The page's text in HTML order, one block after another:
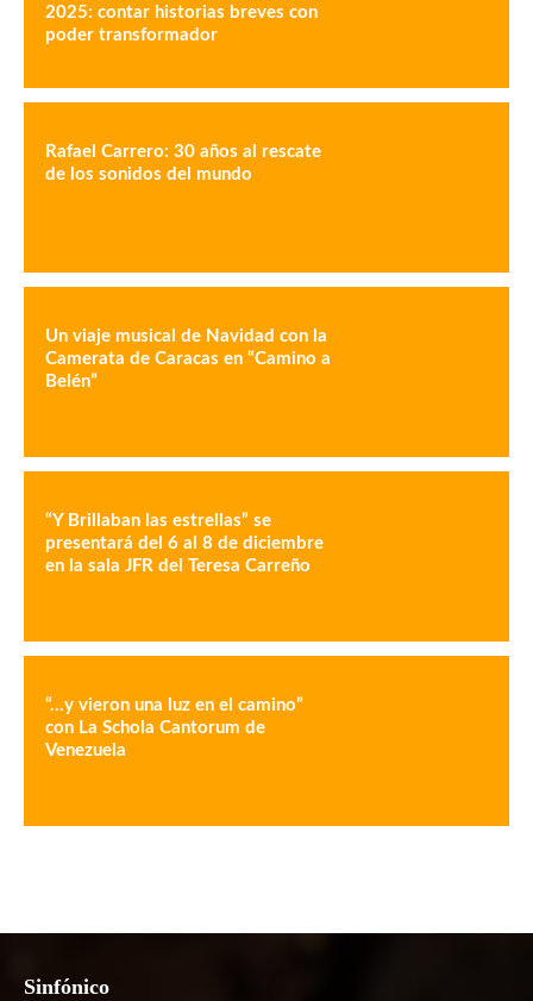
2025: contar historias breves con
poder transformador
Rafael Carrero: 30 años al rescate
de los sonidos del mundo
Un viaje musical de Navidad con la
Camerata de Caracas en “Camino a
Belén”
“Y Brillaban las estrellas” se
presentará del 6 al 8 de diciembre
en la sala JFR del Teresa Carreño
“…y vieron una luz en el camino”
con La Schola Cantorum de
Venezuela
Sinfónico